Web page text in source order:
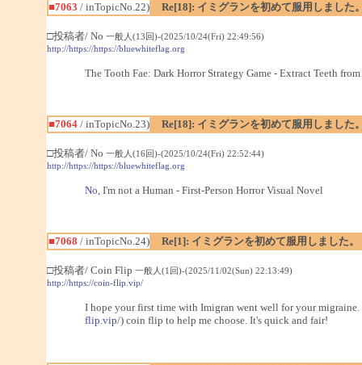
■7063 / inTopicNo.22) Re[18]: イミグランを初めて服用しました
□投稿者/ No 一般人(13回)-(2025/10/24(Fri) 22:49:56)
http://https://https://bluewhiteflag.org
The Tooth Fae: Dark Horror Strategy Game - Extract Teeth from
■7064/ inTopicNo.23) Re[18]: イミグランを初めて服用しました
□投稿者/ No 一般人(16回)-(2025/10/24(Fri) 22:52:44)
http://https://https://bluewhiteflag.org
No, I'm not a Human - First-Person Horror Visual Novel
■7068 / inTopicNo.24) Re[1]: イミグランを初めて服用しました。
□投稿者/ Coin Flip 一般人(1回)-(2025/11/02(Sun) 22:13:49)
http://https://coin-flip.vip/
I hope your first time with Imigran went well for your migraine.
flip.vip/) coin flip to help me choose. It's quick and fair!